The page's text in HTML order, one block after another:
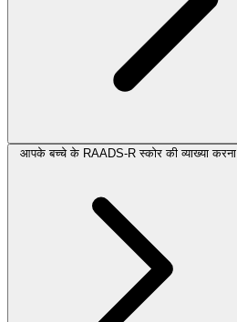
आपके बच्चे के RAADS-R स्कोर की व्याख्या करना